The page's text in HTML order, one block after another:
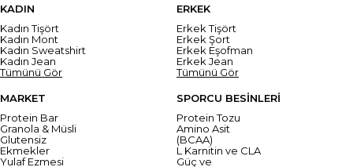
KADIN
Kadın Tişört
Kadın Mont
Kadın Sweatshirt
Kadın Jean
Tümünü Gör
ERKEK
Erkek Tişört
Erkek Şort
Erkek Eşofman
Erkek Jean
Tümünü Gör
MARKET
Protein Bar
Granola & Müsli
Glutensiz
Ekmekler
Yulaf Ezmesi
SPORCU BESİNLERİ
Protein Tozu
Amino Asit
(BCAA)
L Karnitin ve CLA
Güç ve